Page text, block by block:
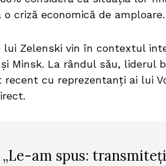
criză economică de amploare.
lui Zelenski vin în contextul
Minsk. La rândul său, liderul
cu reprezentanți ai lui
„Le-am spus: